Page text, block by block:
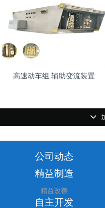
高速动车组 辅助变流装置
公司动态
精益制造
精益改善
自主开发